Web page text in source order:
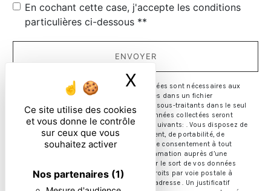
Ce site utilise des cookies
et vous donne le contrôle
sur ceux que vous
souhaitez activer
Nos partenaires (1)
X Masquer le
En cochant cette case, j'accepte les conditions
particulières ci-dessous **
ENVOYER
** Les données personnelles communiquées sont nécessaires aux
fins de vous contacter et sont enregistrées dans un fichier
informatisé. Elles sont destinées à et ses sous-traitants dans le seul
but de répondre à votre message. Les données collectées seront
communiquées aux seuls destinataires suivants: . Vous disposez de
droits d’accès, de rectification, d’effacement, de portabilité, de
limitation, d’opposition, de retrait de votre consentement à tout
moment et du droit d’introduire une réclamation auprès d’une
autorité de contrôle, ainsi que d’organiser le sort de vos données
post-mortem. Vous pouvez exercer ces droits par voie postale à
l'adresse ou par courrier électronique à l'adresse . Un justificatif